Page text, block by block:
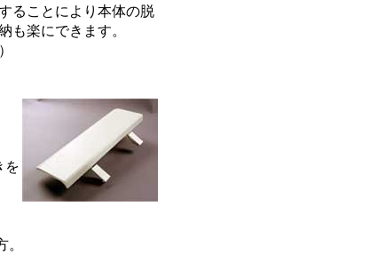
ることにより本体の脱
も楽にできます。
を